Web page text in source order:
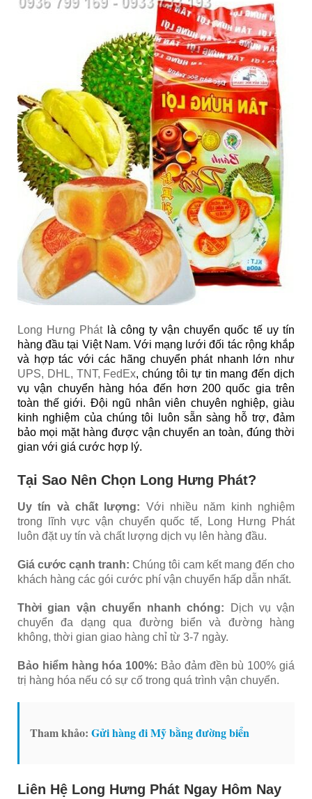
Long Hưng Phátlà công ty vận chuyển quốc tế uy tín
hàng đầu tại Việt Nam. Với mạng lưới đối tác rộng khắp
và hợp tác với các hãng chuyển phát nhanh lớn như
UPS, DHL, TNT, FedEx, chúng tôi tự tin mang đến dịch
vụ vận chuyển hàng hóa đến hơn 200 quốc gia trên
toàn thế giới. Đội ngũ nhân viên chuyên nghiệp, giàu
kinh nghiệm của chúng tôi luôn sẵn sàng hỗ trợ, đảm
bảo mọi mặt hàng được vận chuyển an toàn, đúng thời
gian với giá cước hợp lý.
Tại Sao Nên Chọn Long Hưng Phát?
Uy tín và chất lượng: Với nhiều năm kinh nghiệm
trong lĩnh vực vận chuyển quốc tế, Long Hưng Phát
luôn đặt uy tín và chất lượng dịch vụ lên hàng đầu.
Giá cước cạnh tranh: Chúng tôi cam kết mang đến cho
khách hàng các gói cước phí vận chuyển hấp dẫn nhất.
Thời gian vận chuyển nhanh chóng: Dịch vụ vận
chuyển đa dạng qua đường biển và đường hàng
không, thời gian giao hàng chỉ từ 3-7 ngày.
Bảo hiểm hàng hóa 100%: Bảo đảm đền bù 100% giá
trị hàng hóa nếu có sự cố trong quá trình vận chuyển.
Tham khảo: Gửi hàng đi Mỹ bằng đường biển
Liên Hệ Long Hưng Phát Ngay Hôm Nay